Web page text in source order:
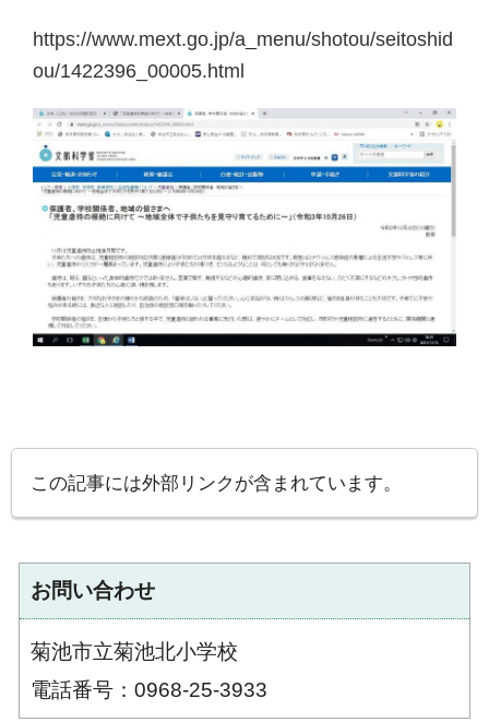
https://www.mext.go.jp/a_menu/shotou/seitoshid
ou/1422396_00005.html
この記事には外部リンクが含まれています。
お問い合わせ
菊池市立菊池北小学校
電話番号：0968-25-3933